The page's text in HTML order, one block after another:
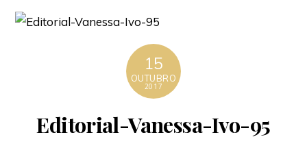
15
OUTUBRO
2017
Editorial-Vanessa-Ivo-95